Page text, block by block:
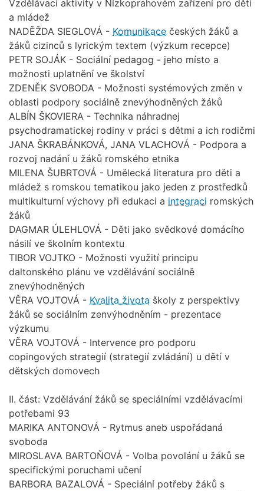
Vzdělávací aktivity v Nízkoprahovém zařízení pro děti
a mládež
NADĚŽDA SIEGLOVÁ - Komunikace českých žáků a
žáků cizinců s lyrickým textem (výzkum recepce)
PETR SOJÁK - Sociální pedagog - jeho místo a
možnosti uplatnění ve školství
ZDENĚK SVOBODA - Možnosti systémových změn v
oblasti podpory sociálně znevýhodněných žáků
ALBÍN ŠKOVIERA - Technika náhradnej
psychodramatickej rodiny v práci s dětmi a ich rodičmi
JANA ŠKRABÁNKOVÁ, JANA VLACHOVÁ - Podpora a
rozvoj nadání u žáků romského etnika
MILENA ŠUBRTOVÁ - Umělecká literatura pro děti a
mládež s romskou tematikou jako jeden z prostředků
multikulturní výchovy při edukaci a integraci romských
žáků
DAGMAR ÚLEHLOVÁ - Děti jako svědkové domácího
násilí ve školním kontextu
TIBOR VOJTKO - Možnosti využití principu
daltonského plánu ve vzdělávání sociálně
znevýhodněných
VĚRA VOJTOVÁ - Kvalita života školy z perspektivy
žáků se sociálním zenvýhodněním - prezentace
výzkumu
VĚRA VOJTOVÁ - Intervence pro podporu
copingových strategií (strategií zvládání) u dětí v
dětských domovech
II. část: Vzdělávání žáků se speciálními vzdělávacími
potřebami 93
MARIKA ANTONOVÁ - Rytmus aneb uspořádaná
svoboda
MIROSLAVA BARTOŇOVÁ - Volba povolání u žáků se
specifickými poruchami učení
BARBORA BAZALOVÁ - Speciální potřeby žáků s